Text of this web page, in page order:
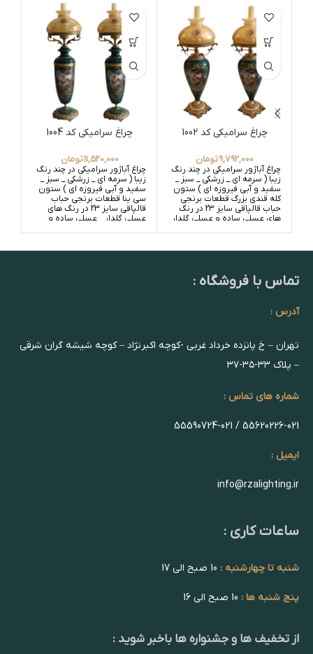
چراغ سرامیکی کد 1002
9,792,000تومان
چراغ آباژور سرامیکی در چند رنگ
زیبا ( سرمه ای _ زرشکی _ سبز _
سفید و آبی فیروزه ای ) ستون
کله قندی بزرگ قطعات برنجی
حباب قالپاقی سایز 23 در رنگ
های عسلی ساده و عسلی گلدار
چراغ سرامیکی کد 1004
11,520,000تومان
چراغ آباژور سرامیکی در چند رنگ
زیبا ( سرمه ای _ زرشکی _ سبز _
سفید و آبی فیروزه ای ) ستون
سی ینا قطعات برنجی حباب
قالپاقی سایز 23 در رنگ های
عسلی گلدار _ عسلی ساده و
تماس با فروشگاه :
آدرس :
تهران – خ پانزده خرداد غربی -کوچه اکبرنژاد – کوچه شیشه گران شرقی
– پلاک ۳۳-۳۵-۳۷
شماره های تماس :
55620226-021 / 55590724-021
ایمیل :
info@rzalighting.ir
ساعات کاری :
شنبه تا چهارشنبه :
پنج شنبه ها :
از تخفیف ها و جشنواره ها باخبر شوید :